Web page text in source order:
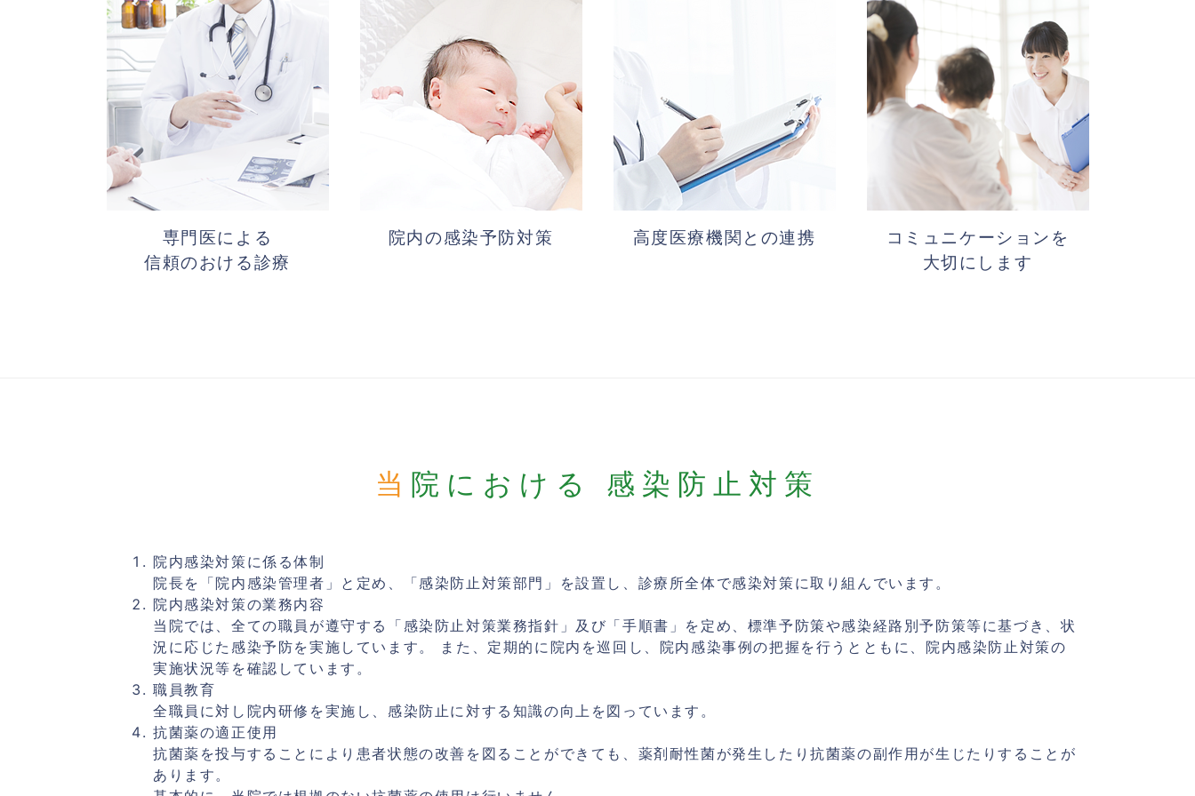
専門医による
信頼のおける診療
院内の感染予防対策 高度医療機関との連携
コミュニケーションを
大切にします
当院における 感染防止対策
院内感染対策に係る体制
院長を「院内感染管理者」と定め、「感染防止対策部門」を設置し、診療所全体で感染対策に取り組んでいます。
院内感染対策の業務内容
当院では、全ての職員が遵守する「感染防止対策業務指針」及び「手順書」を定め、標準予防策や感染経路別予防策等に基づき、状
況に応じた感染予防を実施しています。 また、定期的に院内を巡回し、院内感染事例の把握を行うとともに、院内感染防止対策の
実施状況等を確認しています。
職員教育
全職員に対し院内研修を実施し、感染防止に対する知識の向上を図っています。
抗菌薬の適正使用
抗菌薬を投与することにより患者状態の改善を図ることができても、薬剤耐性菌が発生したり抗菌薬の副作用が生じたりすることが
あります。